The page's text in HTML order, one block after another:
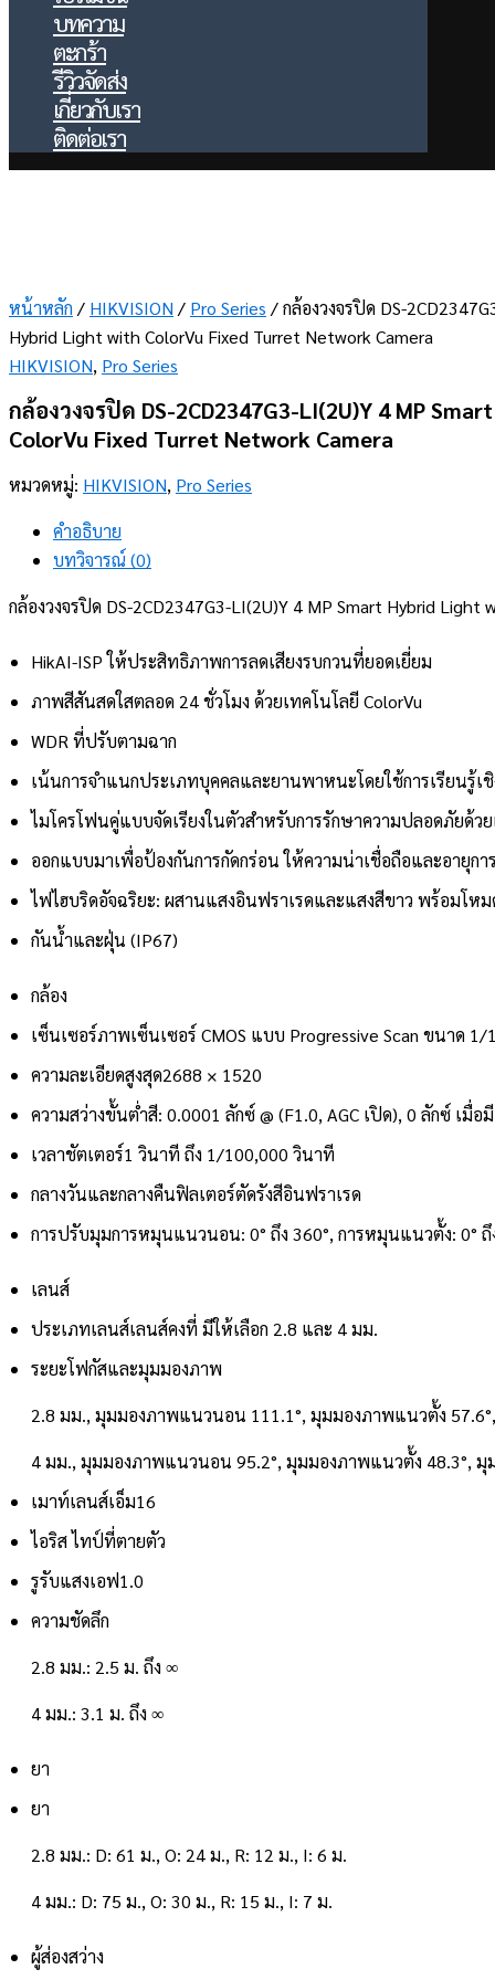
บทความ
ตะกร้า
รีวิวจัดส่ง
เกี่ยวกับเรา
ติดต่อเรา
หน้าหลัก / HIKVISION / Pro Series / กล้องวงจรปิด DS-
Hybrid Light with ColorVu Fixed Turret Network Camera
HIKVISION, Pro Series
กล้องวงจรปิด DS-2CD2347G3-LI(2U)Y 4 MP
ColorVu Fixed Turret Network Camera
หมวดหมู่: HIKVISION, Pro Series
คำอธิบาย
บทวิจารณ์ (0)
กล้องวงจรปิด DS-2CD2347G3-LI(2U)Y 4 MP Smart Hybrid Light
HikAI-ISP ให้ประสิทธิภาพการลดเสียงรบกวนที่ยอดเยี่ยม
ภาพสีสันสดใสตลอด 24 ชั่วโมง ด้วยเทคโนโลยี ColorVu
WDR ที่ปรับตามฉาก
เน้นการจำแนกประเภทบุคคลและยานพาหนะโดยใช้การเรียนรู้เชิ
ไมโครโฟนคู่แบบจัดเรียงในตัวสำหรับการรักษาความปลอดภัยด้ว
ออกแบบมาเพื่อป้องกันการกัดกร่อน ให้ความน่าเชื่อถือและอายุก
ไฟไฮบริดอัจฉริยะ: ผสานแสงอินฟราเรดและแสงสีขาว พร้อมโห
กันน้ำและฝุ่น (IP67)
กล้อง
เซ็นเซอร์ภาพเซ็นเซอร์ CMOS แบบ Progressive Scan ขนาด 1/
ความละเอียดสูงสุด2688 × 1520
ความสว่างขั้นต่ำสี: 0.0001 ลักซ์ @ (F1.0, AGC เปิด), 0 ลักซ์ เมื่อ
เวลาชัตเตอร์1 วินาที ถึง 1/100,000 วินาที
กลางวันและกลางคืนฟิลเตอร์ตัดรังสีอินฟราเรด
การปรับมุมการหมุนแนวนอน: 0° ถึง 360°, การหมุนแนวตั้ง: 0° ถึ
เลนส์
ประเภทเลนส์เลนส์คงที่ มีให้เลือก 2.8 และ 4 มม.
ระยะโฟกัสและมุมมองภาพ
2.8 มม., มุมมองภาพแนวนอน 111.1°, มุมมองภาพแนวตั้ง
4 มม., มุมมองภาพแนวนอน 95.2°, มุมมองภาพแนวตั้ง 48.3°,
เมาท์เลนส์เอ็ม16
ไอริส ไทป์ที่ตายตัว
รูรับแสงเอฟ1.0
ความชัดลึก
2.8 มม.: 2.5 ม. ถึง ∞
4 มม.: 3.1 ม. ถึง ∞
ยา
ยา
2.8 มม.: D: 61 ม., O: 24 ม., R: 12 ม., I: 6 ม.
4 มม.: D: 75 ม., O: 30 ม., R: 15 ม., I: 7 ม.
ผู้ส่องสว่าง